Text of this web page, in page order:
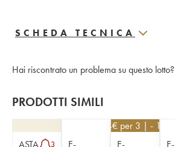
SCHEDA TECNICA
Hai riscontrato un problema su questo lotto?
PRODOTTI SIMILI
ASTA 3 E-
234€ per 3 | - 10%
E-
E-